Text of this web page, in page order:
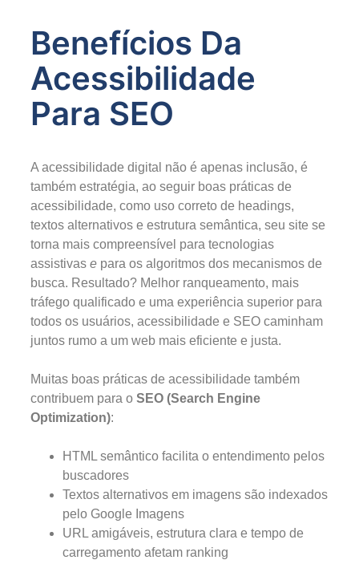
Benefícios Da
Acessibilidade
Para SEO
A acessibilidade digital não é apenas inclusão, é
também estratégia, ao seguir boas práticas de
acessibilidade, como uso correto de headings,
textos alternativos e estrutura semântica, seu site se
torna mais compreensível para tecnologias
assistivas e para os algoritmos dos mecanismos de
busca. Resultado? Melhor ranqueamento, mais
tráfego qualificado e uma experiência superior para
todos os usuários, acessibilidade e SEO caminham
juntos rumo a um web mais eficiente e justa.
Muitas boas práticas de acessibilidade também
contribuem para o SEO (Search Engine
Optimization):
HTML semântico facilita o entendimento pelos
buscadores
Textos alternativos em imagens são indexados
pelo Google Imagens
URL amigáveis, estrutura clara e tempo de
carregamento afetam ranking